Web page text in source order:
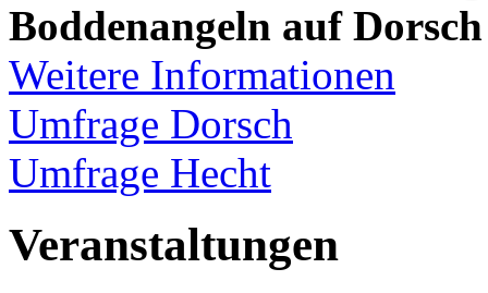
Boddenangeln auf
Weitere Informationen
Umfrage Dorsch
Umfrage Hecht
Veranstaltungen